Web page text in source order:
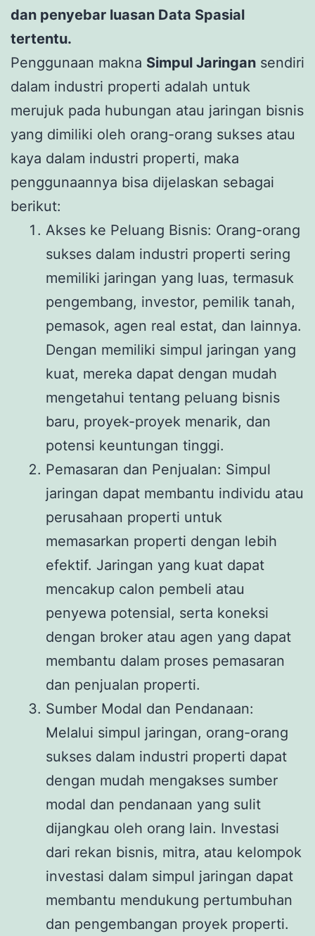
dan penyebar luasan Data Spasial
tertentu.
Penggunaan makna Simpul Jaringan sendiri
dalam industri properti adalah untuk
merujuk pada hubungan atau jaringan bisnis
yang dimiliki oleh orang-orang sukses atau
kaya dalam industri properti, maka
penggunaannya bisa dijelaskan sebagai
berikut:
Akses ke Peluang Bisnis: Orang-orang
sukses dalam industri properti sering
memiliki jaringan yang luas, termasuk
pengembang, investor, pemilik tanah,
pemasok, agen real estat, dan lainnya.
Dengan memiliki simpul jaringan yang
kuat, mereka dapat dengan mudah
mengetahui tentang peluang bisnis
baru, proyek-proyek menarik, dan
potensi keuntungan tinggi.
Pemasaran dan Penjualan: Simpul
jaringan dapat membantu individu atau
perusahaan properti untuk
memasarkan properti dengan lebih
efektif. Jaringan yang kuat dapat
mencakup calon pembeli atau
penyewa potensial, serta koneksi
dengan broker atau agen yang dapat
membantu dalam proses pemasaran
dan penjualan properti.
Sumber Modal dan Pendanaan:
Melalui simpul jaringan, orang-orang
sukses dalam industri properti dapat
dengan mudah mengakses sumber
modal dan pendanaan yang sulit
dijangkau oleh orang lain. Investasi
dari rekan bisnis, mitra, atau kelompok
investasi dalam simpul jaringan dapat
membantu mendukung pertumbuhan
dan pengembangan proyek properti.